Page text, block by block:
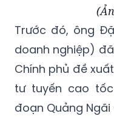
Trước đó, ông
doanh nghiệp)
Chính phủ đề
tư tuyến cao
đoạn Quảng